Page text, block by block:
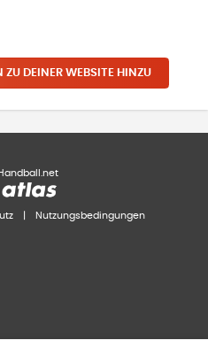
ZU DEINER WEBSITE HINZU
Nutzungsbedingungen